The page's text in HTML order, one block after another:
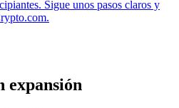
Sigue unos pasos claros y
expansión